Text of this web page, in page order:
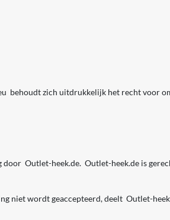
behoudt zich uitdrukkelijk het recht voor
Outlet-heek.de. Outlet-heek.de is
niet wordt geaccepteerd, deelt Outlet-